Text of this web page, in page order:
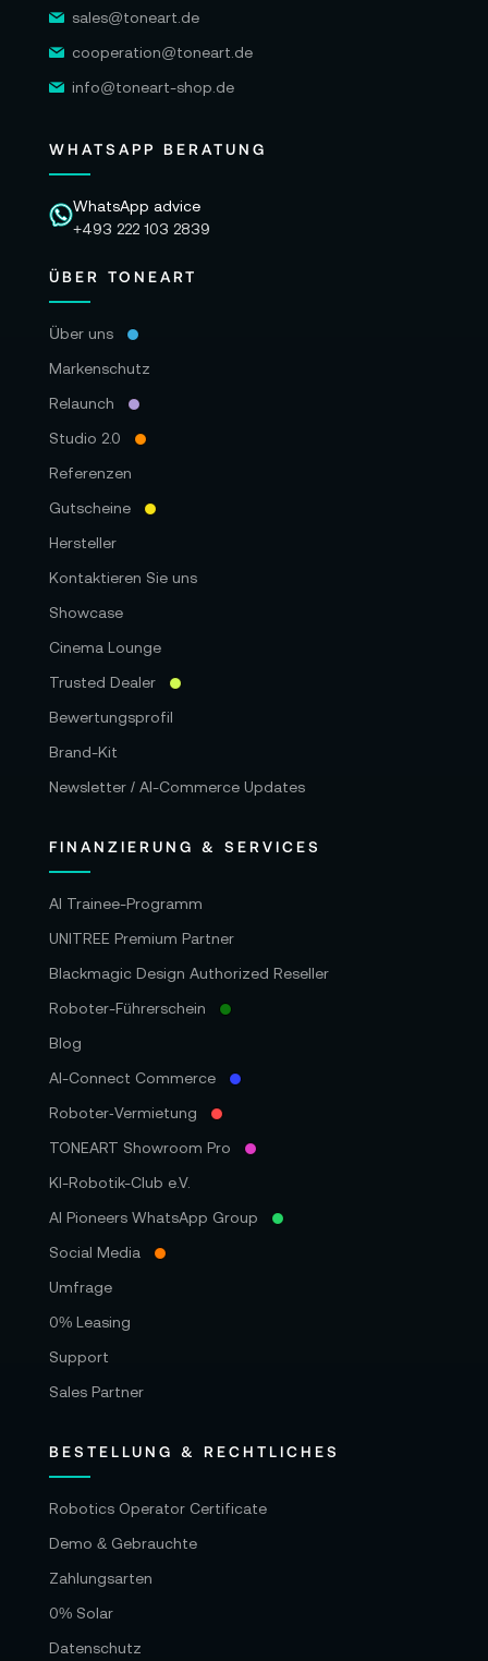
sales@toneart.de
cooperation@toneart.de
info@toneart-shop.de
WHATSAPP BERATUNG
WhatsApp advice
+493 222 103 2839
ÜBER TONEART
Über uns
Markenschutz
Relaunch
Studio 2.0
Referenzen
Gutscheine
Hersteller
Kontaktieren Sie uns
Showcase
Cinema Lounge
Trusted Dealer
Bewertungsprofil
Brand-Kit
Newsletter / AI-Commerce Updates
FINANZIERUNG & SERVICES
AI Trainee-Programm
UNITREE Premium Partner
Blackmagic Design Authorized Reseller
Roboter-Führerschein
Blog
AI-Connect Commerce
Roboter‑Vermietung
TONEART Showroom Pro
KI-Robotik-Club e.V.
AI Pioneers WhatsApp Group
Social Media
Umfrage
0% Leasing
Support
Sales Partner
BESTELLUNG & RECHTLICHES
Robotics Operator Certificate
Demo & Gebrauchte
Zahlungsarten
0% Solar
Datenschutz